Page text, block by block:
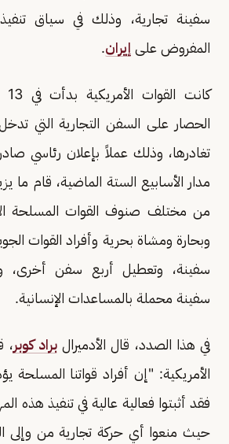
سفينة تجارية، وذلك في سياق
المفروض على إيران.
الحصار على السفن التجارية التي تدخل
تغادرها، وذلك عملاً بإعلان رئاسي
من مختلف صنوف القوات المسلحة
سفينة محملة بالمساعدات الإنسانية.
في هذا الصدد، قال الأدميرالبراد كوبر،
الأمريكية: "إن أفراد قواتنا المسلحة
فقد أثبتوا فعالية عالية في تنفيذ هذه
حيث منعوا أي حركة تجارية من وإلى